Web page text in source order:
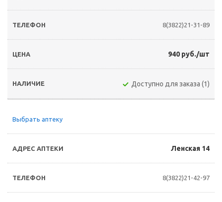
8(3822)21-31-89
940 руб./шт
Доступно для заказа (1)
Выбрать аптеку
Ленская 14
8(3822)21-42-97